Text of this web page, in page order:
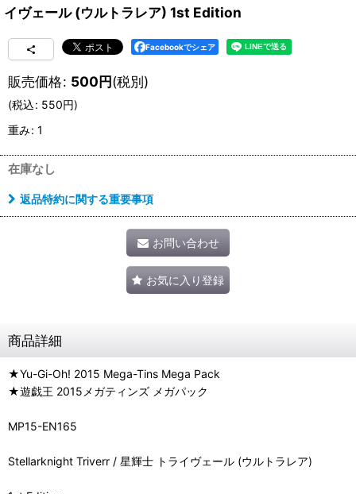
イヴェール (ウルトラレア) 1st Edition
Facebookでシェア
販売価格: 500円(税別)
(税込: 550円)
重み: 1
在庫なし
返品特約に関する重要事項
お問い合わせ
お気に入り登録
商品詳細
★Yu-Gi-Oh! 2015 Mega-Tins Mega Pack
★遊戯王 2015メガティンズ メガパック
MP15-EN165
Stellarknight Triverr / 星輝士 トライヴェール (ウルトラレア)